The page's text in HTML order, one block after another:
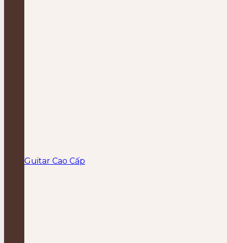
Guitar Cao Cấp